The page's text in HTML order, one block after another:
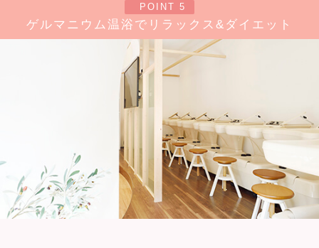
POINT 5
ゲルマニウム温浴でリラックス&ダイエット